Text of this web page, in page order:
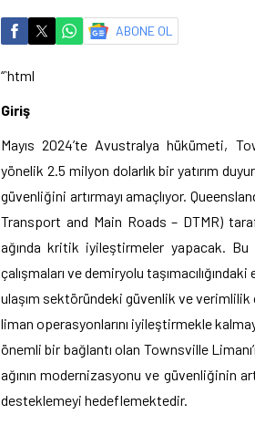
ABONE OL
“`html
Giriş
Mayıs 2024’te Avustralya hükümeti,
yönelik 2.5 milyon dolarlık bir yatırım
güvenliğini artırmayı amaçlıyor.
Transport and Main Roads – DTMR)
ağında kritik iyileştirmeler yapacak. Bu
çalışmaları ve demiryolu
ulaşım sektöründeki güvenlik ve verimlilik
liman operasyonlarını iyileştirmekle
önemli bir bağlantı olan Townsville
ağının modernizasyonu ve güvenliğinin
desteklemeyi hedeflemektedir.